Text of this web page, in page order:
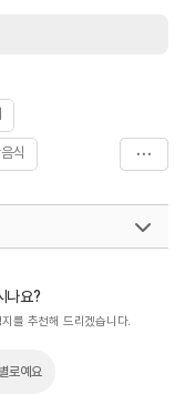
식
나요?
를 추천해 드리겠습니다.
별로예요